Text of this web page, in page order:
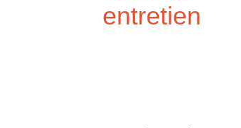
entretien